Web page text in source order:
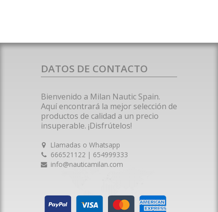
DATOS DE CONTACTO
Bienvenido a Milan Nautic Spain.
Aquí encontrará la mejor selección de
productos de calidad a un precio
insuperable. ¡Disfrútelos!
Llamadas o Whatsapp
666521122 | 654999333
info@nauticamilan.com